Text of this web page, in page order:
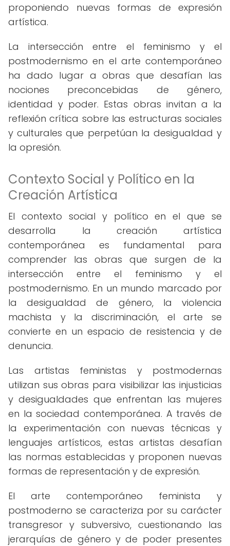
proponiendo nuevas formas de expresión
artística.
La intersección entre el feminismo y el
postmodernismo en el arte contemporáneo
ha dado lugar a obras que desafían las
nociones preconcebidas de género,
identidad y poder. Estas obras invitan a la
reflexión crítica sobre las estructuras sociales
y culturales que perpetúan la desigualdad y
la opresión.
Contexto Social y Político en la
Creación Artística
El contexto social y político en el que se
desarrolla la creación artística
contemporánea es fundamental para
comprender las obras que surgen de la
intersección entre el feminismo y el
postmodernismo. En un mundo marcado por
la desigualdad de género, la violencia
machista y la discriminación, el arte se
convierte en un espacio de resistencia y de
denuncia.
Las artistas feministas y postmodernas
utilizan sus obras para visibilizar las injusticias
y desigualdades que enfrentan las mujeres
en la sociedad contemporánea. A través de
la experimentación con nuevas técnicas y
lenguajes artísticos, estas artistas desafían
las normas establecidas y proponen nuevas
formas de representación y de expresión.
El arte contemporáneo feminista y
postmoderno se caracteriza por su carácter
transgresor y subversivo, cuestionando las
jerarquías de género y de poder presentes